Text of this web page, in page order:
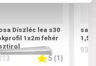
Díszléc lea s30
1x2m fehér
5 (1)
1,50